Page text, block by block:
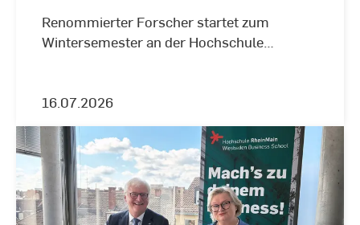
Renommierter Forscher startet zum
Wintersemester an der Hochschule
16.07.2026